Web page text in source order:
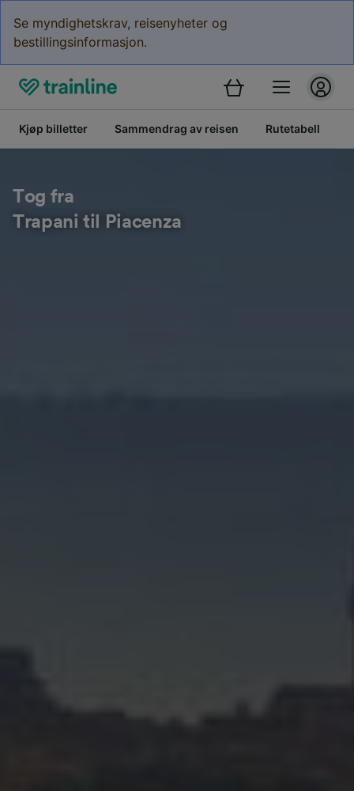
Se myndighetskrav, reisenyheter og
bestillingsinformasjon.
Kjøp billetter Sammendrag av reisen Rutetabell
Tog fra
Trapani til Piacenza